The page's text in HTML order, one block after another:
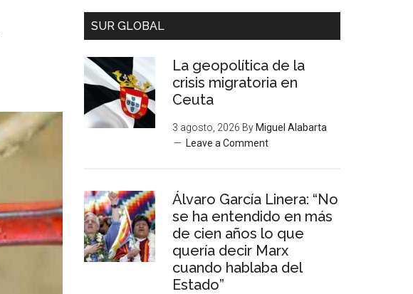
SUR GLOBAL
La geopolítica de la
crisis migratoria en
Ceuta
3 agosto, 2026 By Miguel Alabarta
Leave a Comment
Álvaro García Linera: “No
se ha entendido en más
de cien años lo que
quería decir Marx
cuando hablaba del
Estado”